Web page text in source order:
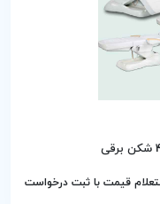
قیمت با ثبت درخواست